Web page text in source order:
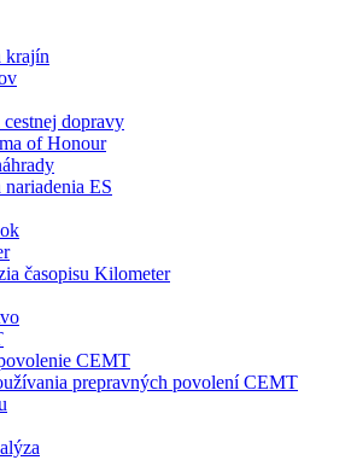
krajín
dopravy
of Honour
nariadenia ES
časopisu Kilometer
CEMT
prepravných povolení CEMT